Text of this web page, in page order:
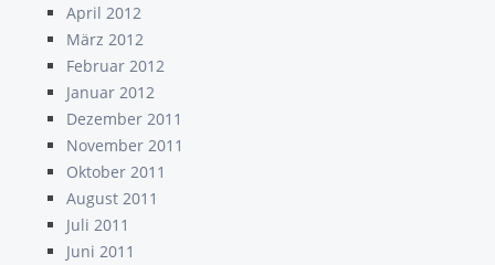
April 2012
März 2012
Februar 2012
Januar 2012
Dezember 2011
November 2011
Oktober 2011
August 2011
Juli 2011
Juni 2011